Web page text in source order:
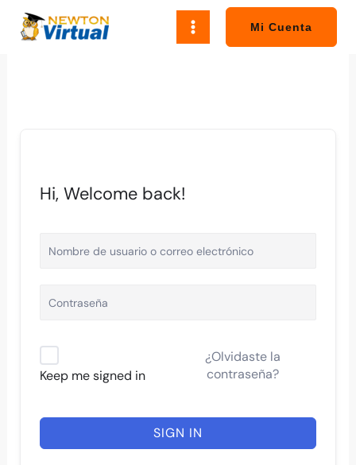
Mi Cuenta
Hi, Welcome back!
Keep me signed in
¿Olvidaste la
contraseña?
SIGN IN